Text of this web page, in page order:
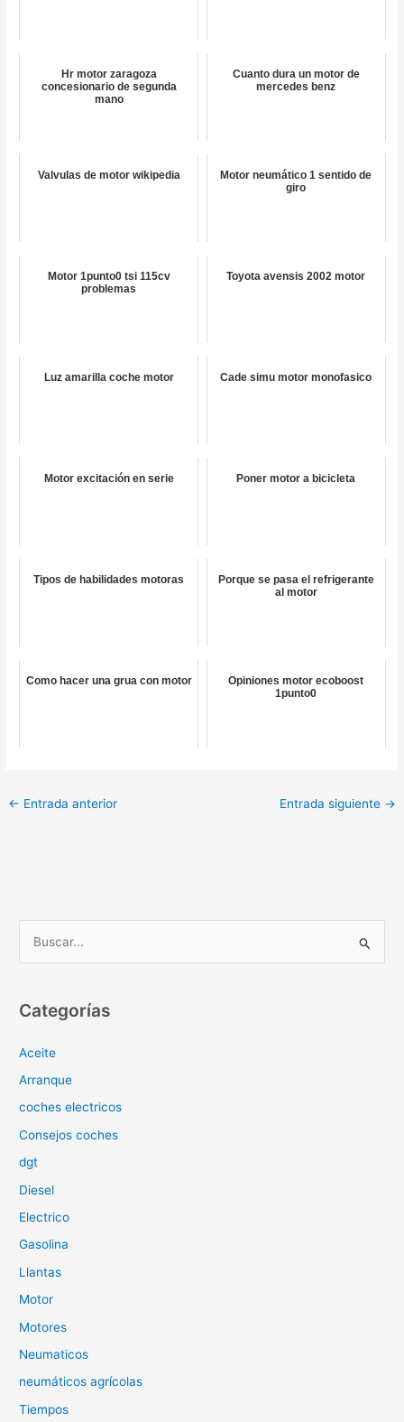
Hr motor zaragoza
concesionario de segunda
mano
Cuanto dura un motor de
mercedes benz
Valvulas de motor wikipedia
Motor neumático 1 sentido de
giro
Motor 1punto0 tsi 115cv
problemas
Toyota avensis 2002 motor
Luz amarilla coche motor Cade simu motor monofasico
Motor excitación en serie Poner motor a bicicleta
Tipos de habilidades motoras
Porque se pasa el refrigerante
al motor
Como hacer una grua con motor
Opiniones motor ecoboost
1punto0
← Entrada anterior Entrada siguiente →
c
r
p
o
Categorías
Aceite
Arranque
coches electricos
Consejos coches
dgt
Diesel
Electrico
Gasolina
Llantas
Motor
Motores
Neumaticos
neumáticos agrícolas
Tiempos